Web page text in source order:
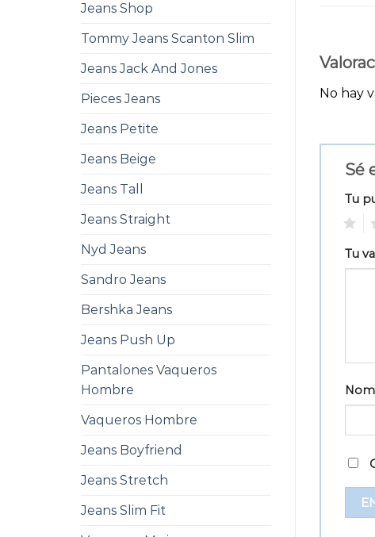
Jeans Shop
Tommy Jeans Scanton Slim
Jeans Jack And Jones
Pieces Jeans
Jeans Petite
Jeans Beige
Jeans Tall
Jeans Straight
Nyd Jeans
Sandro Jeans
Bershka Jeans
Jeans Push Up
Pantalones Vaqueros
Hombre
Vaqueros Hombre
Jeans Boyfriend
Jeans Stretch
Jeans Slim Fit
No hay
Sé
Tu
Tu